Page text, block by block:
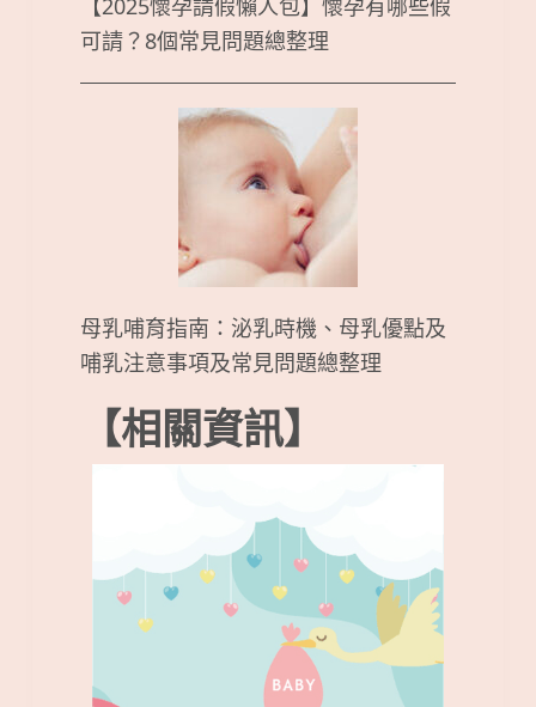
可請？8個常見問題總整理
母乳哺育指南：泌乳時機、母乳優點及
哺乳注意事項及常見問題總整理
【相關資訊】